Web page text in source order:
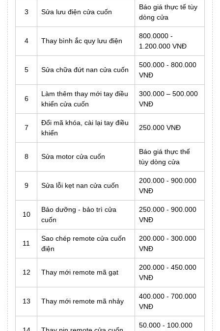
3 Sửa lưu điện cửa cuốn
Báo giá thực tế tùy
dòng cửa
4 Thay bình ắc quy lưu điện
800.0000 -
1.200.000 VNĐ
5 Sửa chữa đứt nan cửa cuốn
500.000 - 800.000
VNĐ
6
Làm thêm thay mới tay điều
khiển cửa cuốn
300.000 – 500.000
VNĐ
7
Đổi mã khóa, cài lại tay điều
khiển
250.000 VNĐ
8 Sửa motor cửa cuốn
Báo giá thực thế
tùy dòng cửa
9 Sửa lỗi kẹt nan cửa cuốn
200.000 - 900.000
VNĐ
10
Bảo dưỡng - bảo trì cửa
cuốn
250.000 - 900.000
VNĐ
11
Sao chép remote cửa cuốn
điện
200.000 - 300.000
VNĐ
12 Thay mới remote mã gạt
200.000 - 450.000
VNĐ
13 Thay mới remote mã nhảy
400.000 - 700.000
VNĐ
50.000 - 100.000